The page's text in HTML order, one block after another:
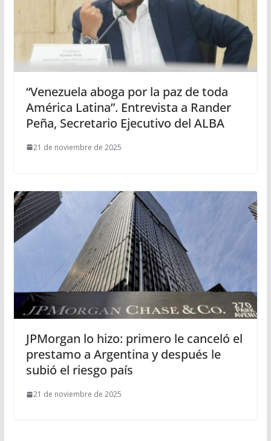
“Venezuela aboga por la paz de toda
América Latina”. Entrevista a Rander
Peña, Secretario Ejecutivo del ALBA
21 de noviembre de 2025
JPMorgan lo hizo: primero le canceló el
prestamo a Argentina y después le
subió el riesgo país
21 de noviembre de 2025